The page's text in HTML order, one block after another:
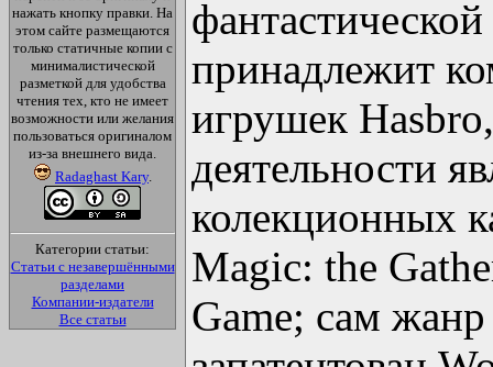
нажать кнопку правки. На
этом сайте размещаются
только статичные копии с
минималистической
разметкой для удобства
чтения тех, кто не имеет
возможности или желания
пользоваться оригиналом
из-за внешнего вида.
Radaghast Kary.
Категории статьи:
Статьи с незавершёнными
разделами
Компании-издатели
Все статьи
принадлежит
игрушек
деятельности
колекционных
Magic: the
Game; сам